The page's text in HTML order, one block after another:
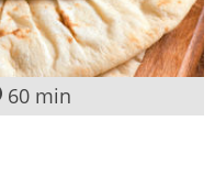
60 min